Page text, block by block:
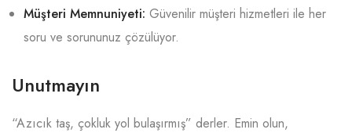
Müşteri Memnuniyeti: Güvenilir müşteri hizmetleri ile her
soru ve sorununuz çözülüyor.
Unutmayın
“Azıcık taş, çokluk yol bulaşırmış” derler. Emin olun,